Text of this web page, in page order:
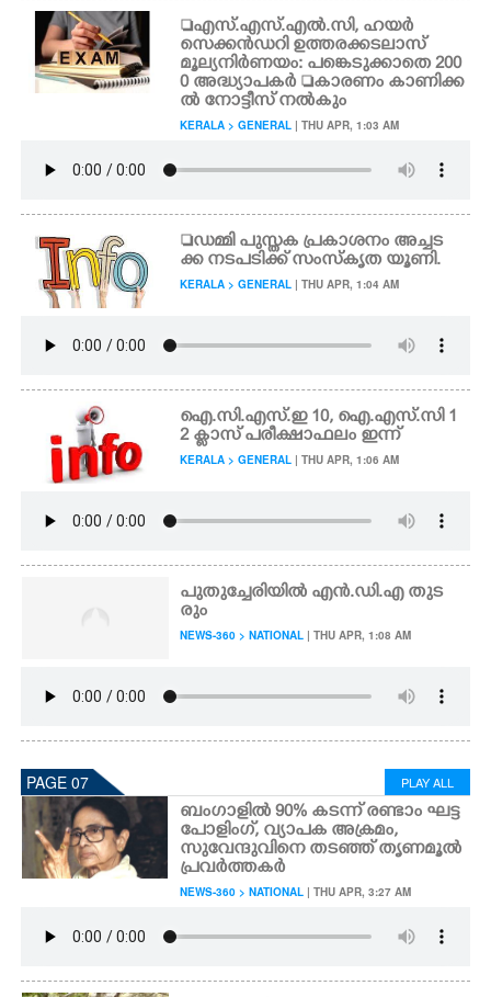
എസ്.എസ്.എൽ.സി, ഹയർ
സെക്കൻഡറി ഉത്തരക്കടലാസ്
മൂല്യനിർണയം: പങ്കെടുക്കാതെ 200
0 അദ്ധ്യാപകർ കാരണം കാണിക്ക
ൽ നോട്ടീസ് നൽകും
KERALA > GENERAL | THU APR, 1:03 AM
ഡമ്മി പുസ്തക പ്രകാശനം അച്ചട
ക്ക നടപടിക്ക് സംസ്കൃത യൂണി.
KERALA > GENERAL | THU APR, 1:04 AM
ഐ.സി.എസ്.ഇ 10, ഐ.എസ്.സി 1
2 ക്ലാസ് പരീക്ഷാഫലം ഇന്ന്
KERALA > GENERAL | THU APR, 1:06 AM
പുതുച്ചേരിയിൽ എൻ.ഡി.എ തുട
രും
NEWS-360 > NATIONAL | THU APR, 1:08 AM
PAGE 07 PLAY ALL
ബംഗാളിൽ 90% കടന്ന് രണ്ടാം ഘട്ട
പോളിംഗ്, വ്യാപക അക്രമം,
സുവേന്ദുവിനെ തടഞ്ഞ് തൃണമൂൽ
പ്രവർത്തകർ
NEWS-360 > NATIONAL | THU APR, 3:27 AM